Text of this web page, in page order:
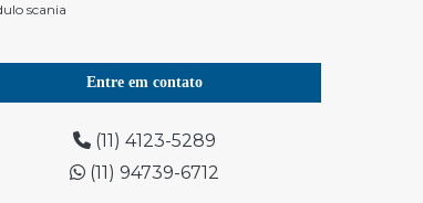
scania
de motor scania
para caminhão em São Bernardo do
Entre em contato
(11) 4123-5289
(11) 94739-6712